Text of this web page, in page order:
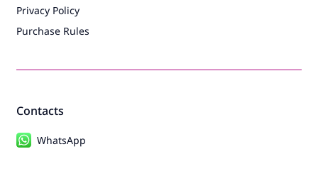
Contacts
WhatsApp
Privacy Policy
Purchase Rules